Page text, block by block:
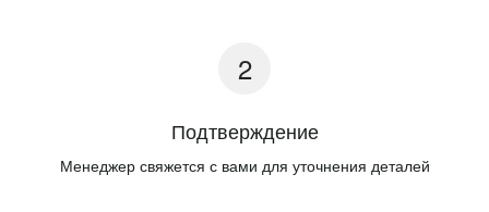
Подтверждение
Менеджер свяжется с вами для уточнения деталей